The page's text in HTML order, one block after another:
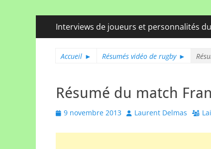
Menu
principal
Interviews de joueurs et personnalités
Accueil ► Résumés vidéo de rugby ►
Résumé du match
Posted
9 novembre 2013 Author
Laurent Delmas